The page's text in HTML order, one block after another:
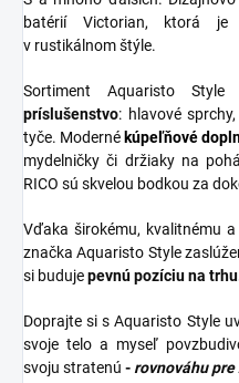
batérií Victorian, ktorá je
v rustikálnom štýle.
Sortiment Aquaristo
príslušenstvo: hlavové
tyče. Moderné kúpeľňové
mydelničky či držiaky na
RICO sú skvelou bodkou za
Vďaka širokému, kvalitnému
značka Aquaristo Style
si budujepevnú pozíciu na
Doprajte si s Aquaristo Style
svoje telo a myseľ
svoju stratenú - rovnováhu pre